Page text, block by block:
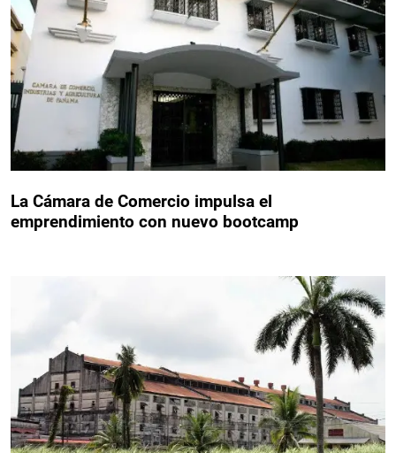
La Cámara de Comercio impulsa el
emprendimiento con nuevo bootcamp